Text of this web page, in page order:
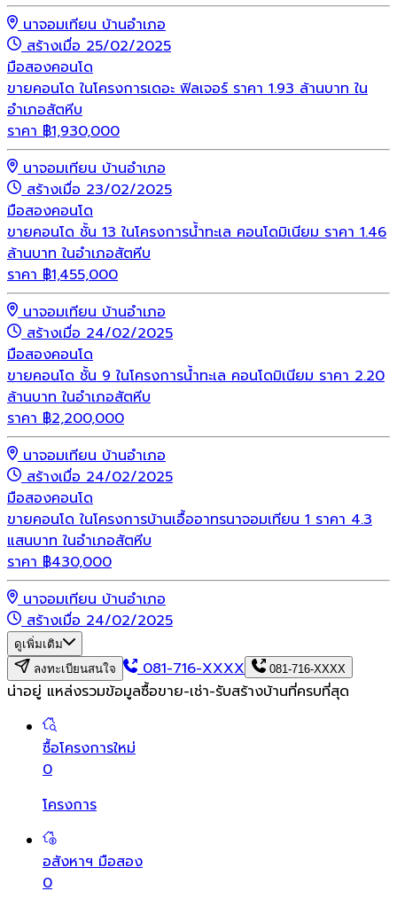
นาจอมเทียน บ้านอำเภอ
สร้างเมื่อ 25/02/2025
มือสองคอนโด
ขายคอนโด ในโครงการเดอะ ฟิลเจอร์ ราคา 1.93 ล้านบาท ใน
อำเภอสัตหีบ
ราคา ฿1,930,000
นาจอมเทียน บ้านอำเภอ
สร้างเมื่อ 23/02/2025
มือสองคอนโด
ขายคอนโด ชั้น 13 ในโครงการน้ำทะเล คอนโดมิเนียม ราคา 1.46
ล้านบาท ในอำเภอสัตหีบ
ราคา ฿1,455,000
นาจอมเทียน บ้านอำเภอ
สร้างเมื่อ 24/02/2025
มือสองคอนโด
ขายคอนโด ชั้น 9 ในโครงการน้ำทะเล คอนโดมิเนียม ราคา 2.20
ล้านบาท ในอำเภอสัตหีบ
ราคา ฿2,200,000
นาจอมเทียน บ้านอำเภอ
สร้างเมื่อ 24/02/2025
มือสองคอนโด
ขายคอนโด ในโครงการบ้านเอื้ออาทรนาจอมเทียน 1 ราคา 4.3
แสนบาท ในอำเภอสัตหีบ
ราคา ฿430,000
นาจอมเทียน บ้านอำเภอ
สร้างเมื่อ 24/02/2025
ดูเพิ่มเติม
ลงทะเบียนสนใจ
081-716-XXXX 081-716-XXXX
น่าอยู่ แหล่งรวมข้อมูลซื้อขาย-เช่า-รับสร้างบ้านที่ครบที่สุด
ซื้อโครงการใหม่
0
โครงการ
อสังหาฯ มือสอง
0